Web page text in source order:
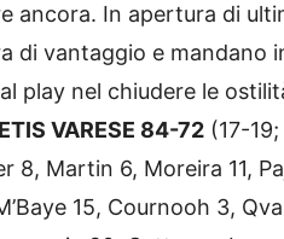
ancora. In apertura di
di vantaggio e mandano
play nel chiudere le
VARESE 84-72 (17-
8, Martin 6, Moreira 11,
15, Cournooh 3,